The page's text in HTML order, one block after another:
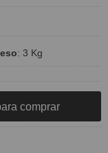
: 3 Kg
comprar